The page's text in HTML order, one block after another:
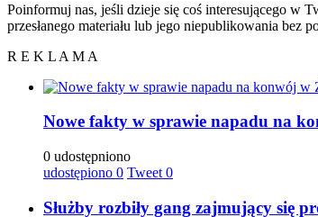
Poinformuj nas, jeśli dzieje się coś interesującego w
przesłanego materiału lub jego niepublikowania bez
R E K L A M A
Nowe fakty w sprawie napadu na
0 udostępniono
udostępiono 0 Tweet 0
Służby rozbiły gang zajmujący się